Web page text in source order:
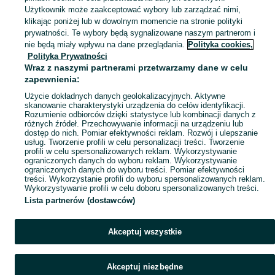
Użytkownik może zaakceptować wybory lub zarządzać nimi,
klikając poniżej lub w dowolnym momencie na stronie polityki
prywatności. Te wybory będą sygnalizowane naszym partnerom i
nie będą miały wpływu na dane przeglądania. Polityka cookies,
Polityka Prywatności
Wraz z naszymi partnerami przetwarzamy dane w celu
zapewnienia:
Użycie dokładnych danych geolokalizacyjnych. Aktywne
skanowanie charakterystyki urządzenia do celów identyfikacji.
Rozumienie odbiorców dzięki statystyce lub kombinacji danych z
różnych źródeł. Przechowywanie informacji na urządzeniu lub
dostęp do nich. Pomiar efektywności reklam. Rozwój i ulepszanie
usług. Tworzenie profili w celu personalizacji treści. Tworzenie
profili w celu spersonalizowanych reklam. Wykorzystywanie
ograniczonych danych do wyboru reklam. Wykorzystywanie
ograniczonych danych do wyboru treści. Pomiar efektywności
treści. Wykorzystanie profili do wyboru spersonalizowanych reklam.
Wykorzystywanie profili w celu doboru spersonalizowanych treści.
Lista partnerów (dostawców)
Akceptuj wszystkie
Akceptuj niezbędne